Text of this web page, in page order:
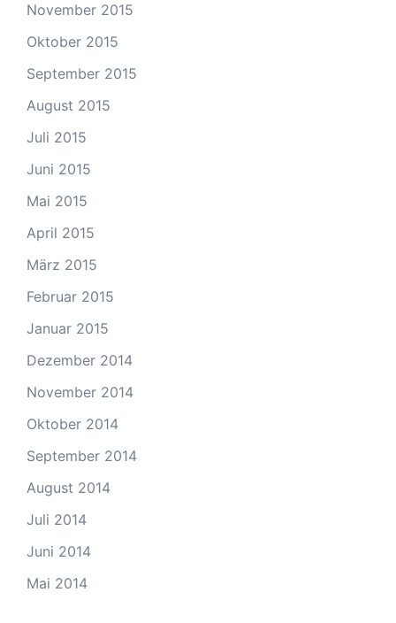
November 2015
Oktober 2015
September 2015
August 2015
Juli 2015
Juni 2015
Mai 2015
April 2015
März 2015
Februar 2015
Januar 2015
Dezember 2014
November 2014
Oktober 2014
September 2014
August 2014
Juli 2014
Juni 2014
Mai 2014